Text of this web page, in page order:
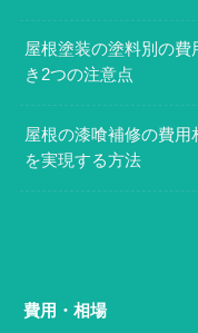
屋根塗装の塗料別の
き2つの注意点
屋根の漆喰補修の費
を実現する方法
費用・相場